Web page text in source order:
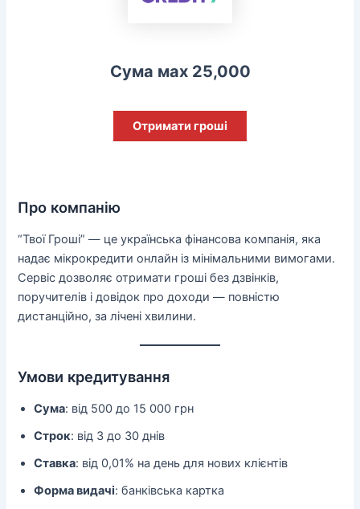
Сума мах 25,000
Отримати гроші
Про компанію
“Твої Гроші” — це українська фінансова компанія, яка
надає мікрокредити онлайн із мінімальними вимогами.
Сервіс дозволяє отримати гроші без дзвінків,
поручителів і довідок про доходи — повністю
дистанційно, за лічені хвилини.
Умови кредитування
Сума: від 500 до 15 000 грн
Строк: від 3 до 30 днів
Ставка: від 0,01% на день для нових клієнтів
Форма видачі: банківська картка